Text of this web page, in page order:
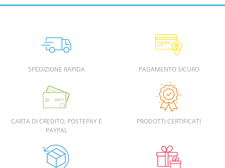
SPEDIZIONE RAPIDA PAGAMENTO SICURO
CARTA DI CREDITO, POSTEPAY E
PAYPAL
PRODOTTI CERTIFICATI